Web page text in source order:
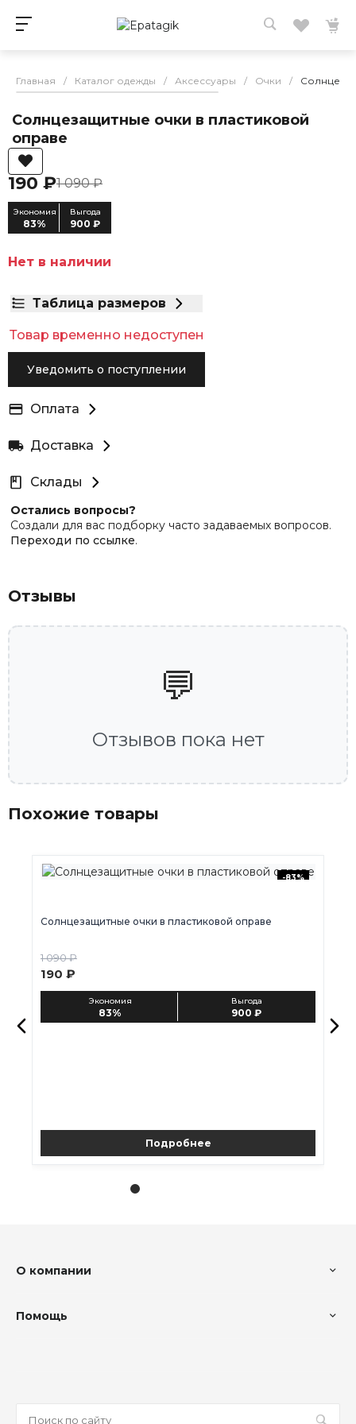
Главная / Каталог одежды / Аксессуары / Очки /
Солнцезащитные очки в пластиковой
оправе
190 ₽1 090 ₽
Экономия
83%
Выгода
900 ₽
Нет в наличии
Таблица размеров
Товар временно недоступен
Уведомить о поступлении
Оплата
Доставка
Склады
Остались вопросы?
Создали для вас подборку часто задаваемых вопросов.
Переходи по ссылке.
Отзывы
💬
Отзывов пока нет
Похожие товары
-83%
Солнцезащитные очки в пластиковой оправе
1 090 ₽
190 ₽
Экономия
83%
Выгода
900 ₽
Подробнее
О компании
Помощь